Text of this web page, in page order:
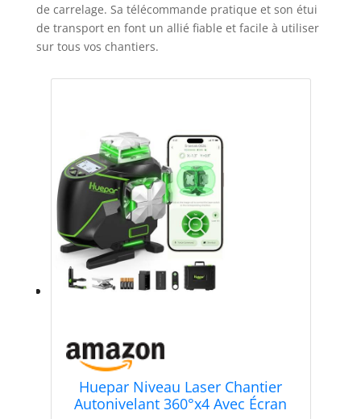
de carrelage. Sa télécommande pratique et son étui
de transport en font un allié fiable et facile à utiliser
sur tous vos chantiers.
Huepar Niveau Laser Chantier
Autonivelant 360°x4 Avec Écran